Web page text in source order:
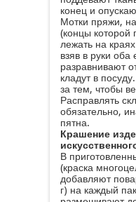
конец и
Мотки пряжи,
(концы
лежать на
взяв в руки оба
разравнивают
кладут в
за тем, чтобы
Расправлять
обязательно,
пятна.
Крашение
В
(краска
добавляют
г) на каждый